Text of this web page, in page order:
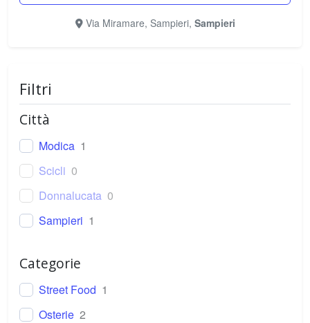
Via Miramare, Sampieri, Sampieri
Filtri
Città
Modica 1
Scicli 0
Donnalucata 0
Sampieri 1
Categorie
Street Food 1
Osterie 2